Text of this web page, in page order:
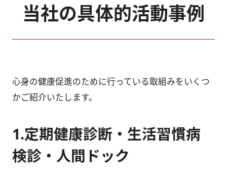
当社の具体的活動事例
心身の健康促進のために行っている取組みをいくつ
かご紹介いたします。
1.定期健康診断・生活習慣病
検診・人間ドック